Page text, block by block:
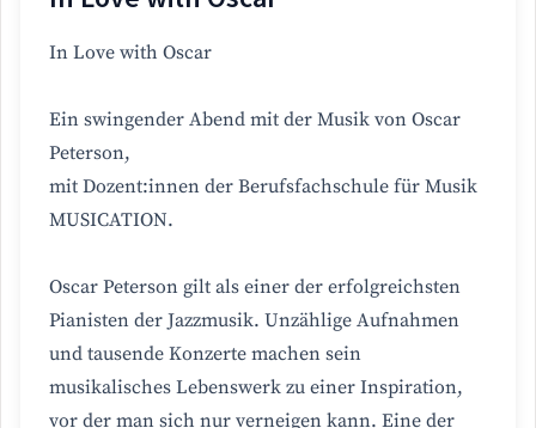
In Love with Oscar
Ein swingender Abend mit der Musik von Oscar
Peterson,
mit Dozent:innen der Berufsfachschule für Musik
MUSICATION.
Oscar Peterson gilt als einer der erfolgreichsten
Pianisten der Jazzmusik. Unzählige Aufnahmen
und tausende Konzerte machen sein
musikalisches Lebenswerk zu einer Inspiration,
vor der man sich nur verneigen kann. Eine der